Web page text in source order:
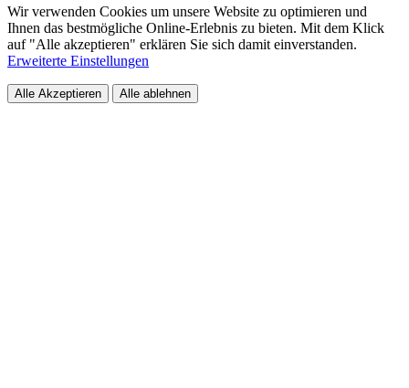
Wir verwenden Cookies um unsere Website zu optimieren und
Ihnen das bestmögliche Online-Erlebnis zu bieten. Mit dem Klick
auf "Alle akzeptieren" erklären Sie sich damit einverstanden.
Erweiterte Einstellungen
Alle Akzeptieren Alle ablehnen